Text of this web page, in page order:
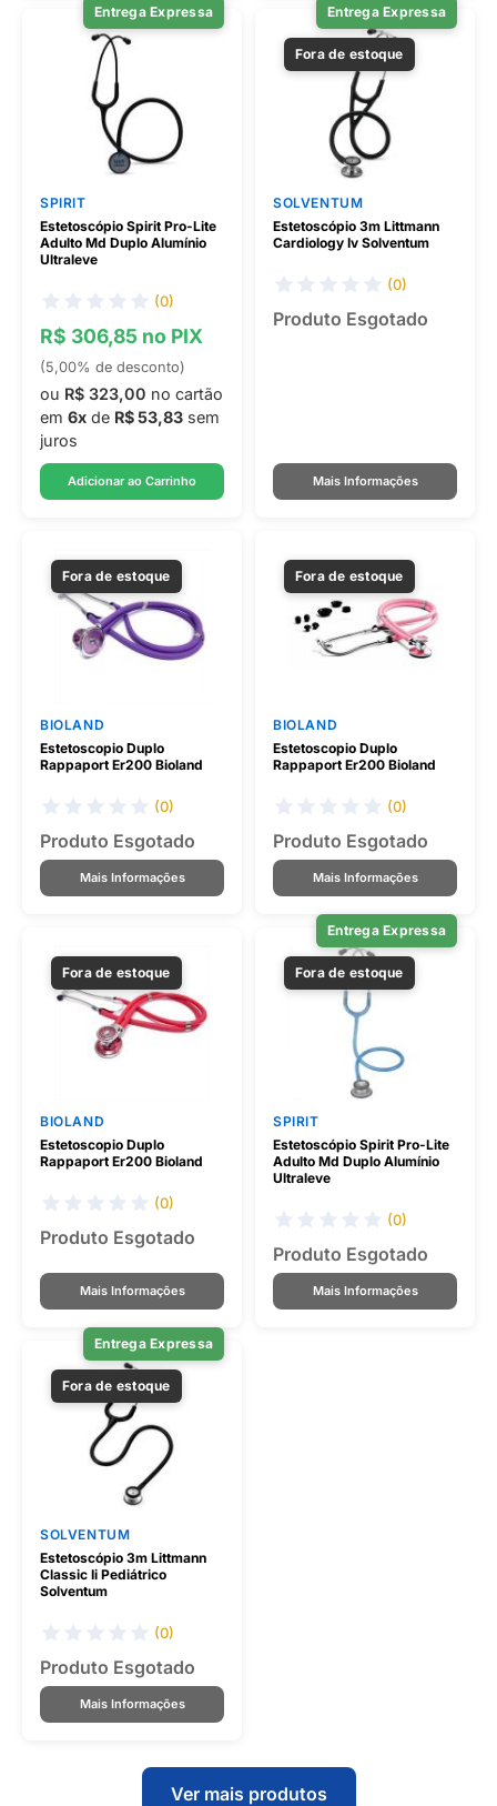
Entrega Expressa
SPIRIT
Estetoscópio Spirit Pro-Lite
Adulto Md Duplo Alumínio
Ultraleve
(0)
R$ 306,85 no PIX
(5,00% de desconto)
ou R$ 323,00 no cartão
em 6x de R$ 53,83 sem
juros
Adicionar ao Carrinho
Entrega Expressa
Fora de estoque
SOLVENTUM
Estetoscópio 3m Littmann
Cardiology Iv Solventum
(0)
Produto Esgotado
Mais Informações
Fora de estoque
BIOLAND
Estetoscopio Duplo
Rappaport Er200 Bioland
(0)
Produto Esgotado
Mais Informações
Fora de estoque
BIOLAND
Estetoscopio Duplo
Rappaport Er200 Bioland
(0)
Produto Esgotado
Mais Informações
Fora de estoque
BIOLAND
Estetoscopio Duplo
Rappaport Er200 Bioland
(0)
Produto Esgotado
Mais Informações
Entrega Expressa
Fora de estoque
SPIRIT
Estetoscópio Spirit Pro-Lite
Adulto Md Duplo Alumínio
Ultraleve
(0)
Produto Esgotado
Mais Informações
Entrega Expressa
Fora de estoque
SOLVENTUM
Estetoscópio 3m Littmann
Classic Ii Pediátrico
Solventum
(0)
Produto Esgotado
Mais Informações
Ver mais produtos